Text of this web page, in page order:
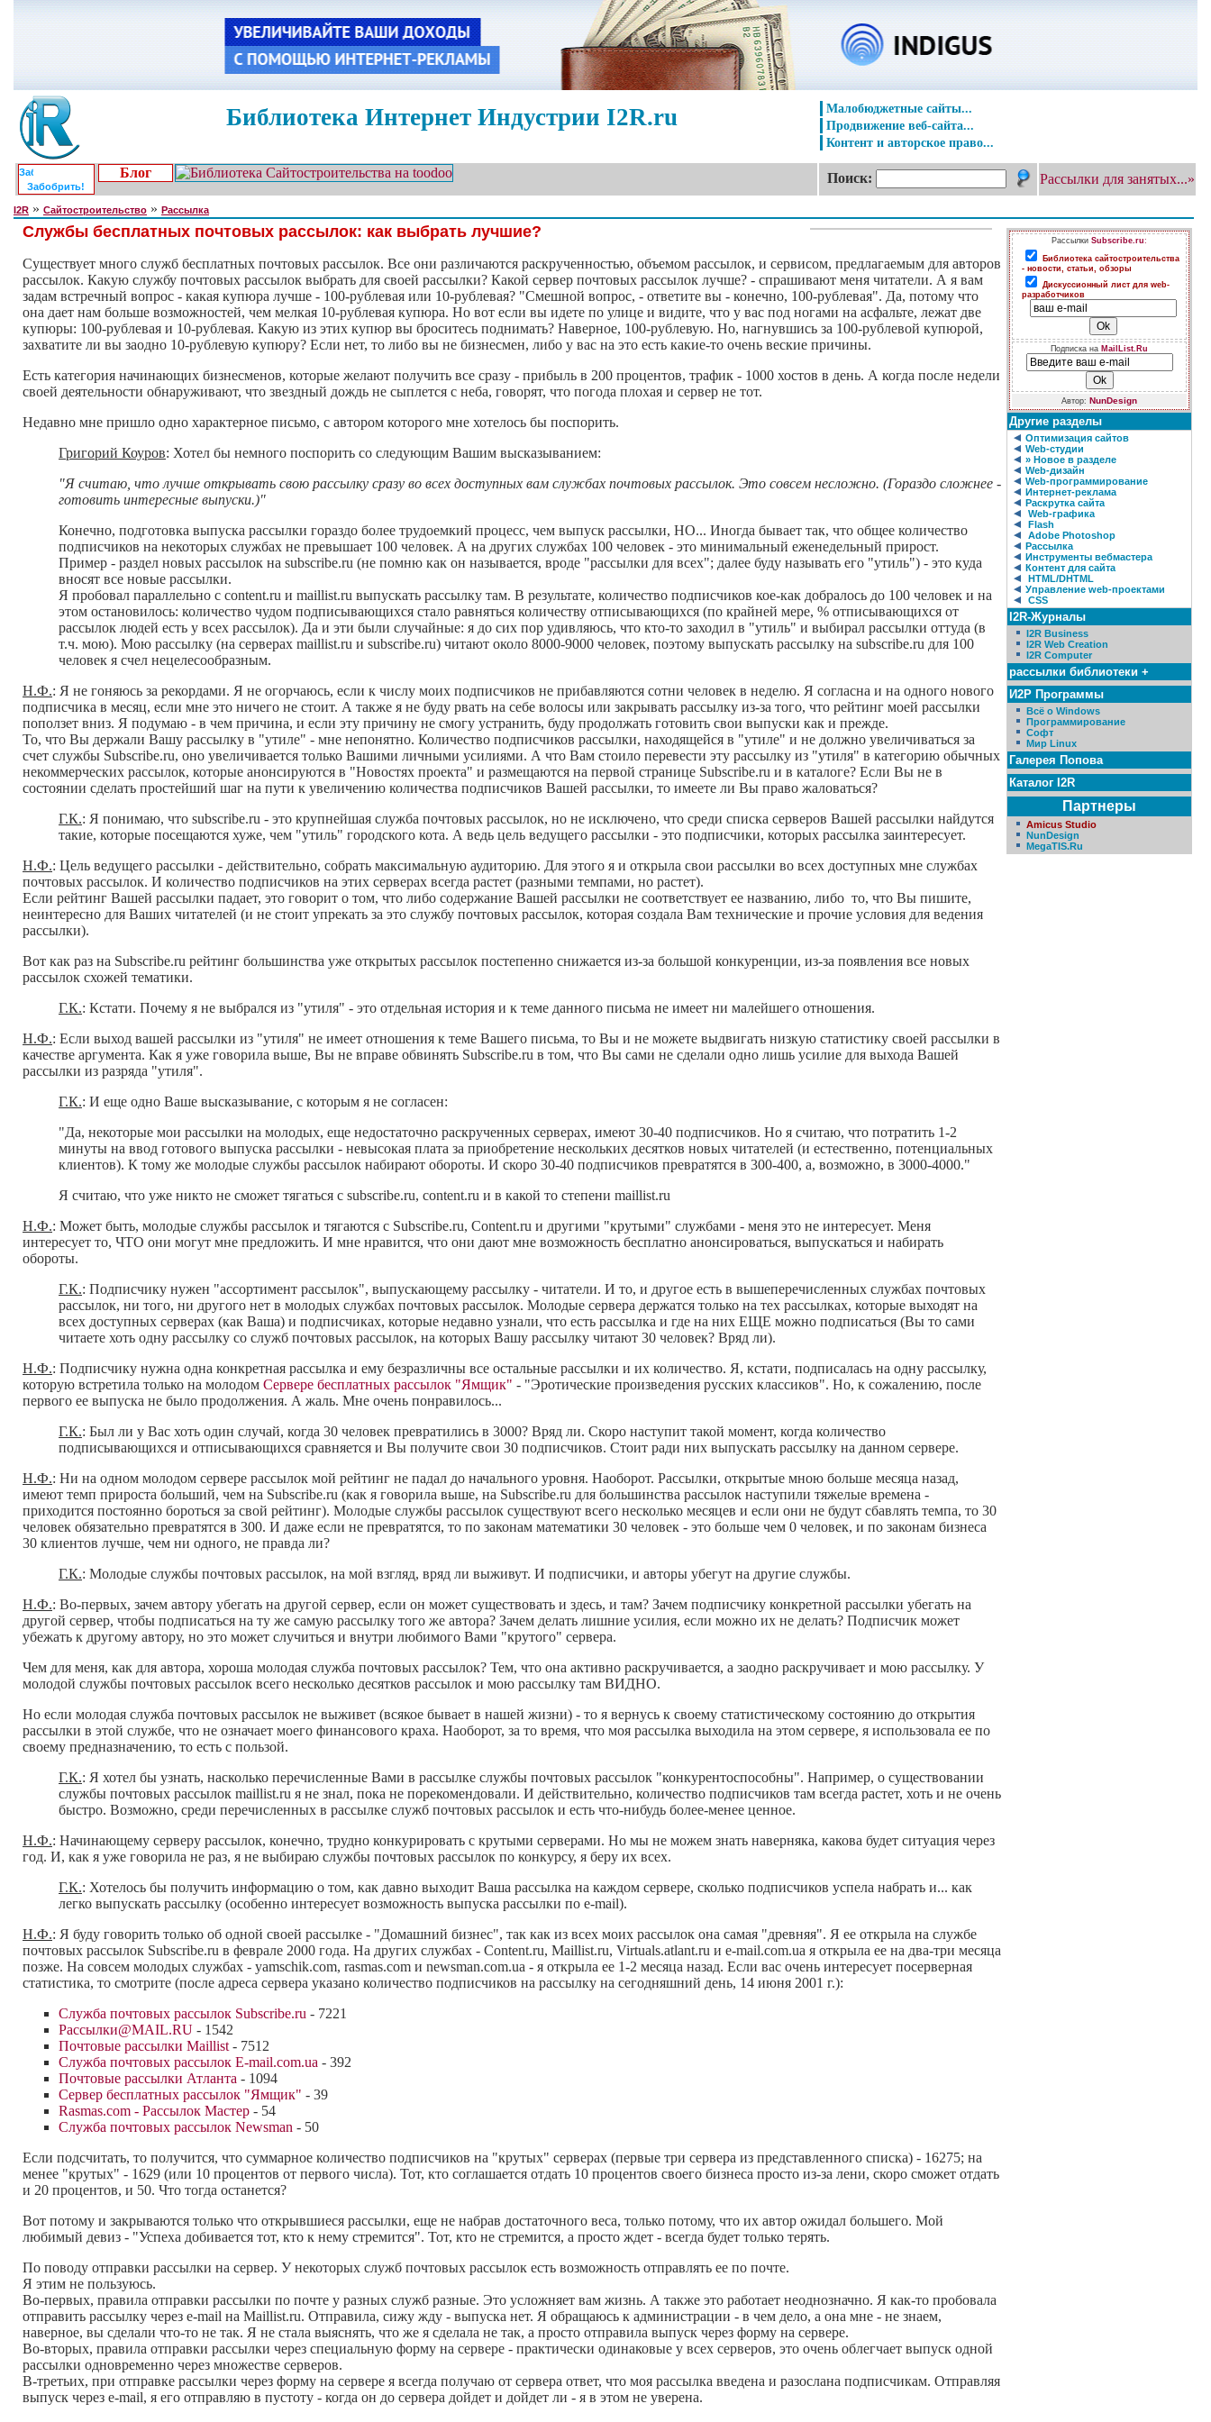
Библиотека Интернет Индустрии I2R.ru
Малобюджетные сайты...
Продвижение веб-сайта...
Контент и авторское право...
Забобрить!
Блог Поиск: Рассылки для занятых...»
I2R » Сайтостроительство » Рассылка
Службы бесплатных почтовых рассылок: как выбрать лучшие?
Существует много служб бесплатных почтовых рассылок. Все они различаются раскрученностью, объемом рассылок, и сервисом, предлагаемым для авторов
рассылок. Какую службу почтовых рассылок выбрать для своей рассылки? Какой сервер почтовых рассылок лучше? - спрашивают меня читатели. А я вам
задам встречный вопрос - какая купюра лучше - 100-рублевая или 10-рублевая? "Смешной вопрос, - ответите вы - конечно, 100-рублевая". Да, потому что
она дает нам больше возможностей, чем мелкая 10-рублевая купюра. Но вот если вы идете по улице и видите, что у вас под ногами на асфальте, лежат две
купюры: 100-рублевая и 10-рублевая. Какую из этих купюр вы броситесь поднимать? Наверное, 100-рублевую. Но, нагнувшись за 100-рублевой купюрой,
захватите ли вы заодно 10-рублевую купюру? Если нет, то либо вы не бизнесмен, либо у вас на это есть какие-то очень веские причины.
Есть категория начинающих бизнесменов, которые желают получить все сразу - прибыль в 200 процентов, трафик - 1000 хостов в день. А когда после недели
своей деятельности обнаруживают, что звездный дождь не сыплется с неба, говорят, что погода плохая и сервер не тот.
Недавно мне пришло одно характерное письмо, с автором которого мне хотелось бы поспорить.
Григорий Коуров: Хотел бы немного поспорить со следующим Вашим высказыванием:
"Я считаю, что лучше открывать свою рассылку сразу во всех доступных вам службах почтовых рассылок. Это совсем несложно. (Гораздо сложнее -
готовить интересные выпуски.)"
Конечно, подготовка выпуска рассылки гораздо более трудоемкий процесс, чем выпуск рассылки, НО... Иногда бывает так, что общее количество
подписчиков на некоторых службах не превышает 100 человек. А на других службах 100 человек - это минимальный еженедельный прирост.
Пример - раздел новых рассылок на subscribe.ru (не помню как он называется, вроде "рассылки для всех"; далее буду называть его "утиль") - это куда
вносят все новые рассылки.
Я пробовал параллельно с content.ru и maillist.ru выпускать рассылку там. В результате, количество подписчиков кое-как добралось до 100 человек и на
этом остановилось: количество чудом подписывающихся стало равняться количеству отписывающихся (по крайней мере, % отписывающихся от
рассылок людей есть у всех рассылок). Да и эти были случайные: я до сих пор удивляюсь, что кто-то заходил в "утиль" и выбирал рассылки оттуда (в
т.ч. мою). Мою рассылку (на серверах maillist.ru и subscribe.ru) читают около 8000-9000 человек, поэтому выпускать рассылку на subscribe.ru для 100
человек я счел нецелесообразным.
Н.Ф.: Я не гоняюсь за рекордами. Я не огорчаюсь, если к числу моих подписчиков не прибавляются сотни человек в неделю. Я согласна и на одного нового
подписчика в месяц, если мне это ничего не стоит. А также я не буду рвать на себе волосы или закрывать рассылку из-за того, что рейтинг моей рассылки
поползет вниз. Я подумаю - в чем причина, и если эту причину не смогу устранить, буду продолжать готовить свои выпуски как и прежде.
То, что Вы держали Вашу рассылку в "утиле" - мне непонятно. Количество подписчиков рассылки, находящейся в "утиле" и не должно увеличиваться за
счет службы Subscribe.ru, оно увеличивается только Вашими личными усилиями. А что Вам стоило перевести эту рассылку из "утиля" в категорию обычных
некоммерческих рассылок, которые анонсируются в "Новостях проекта" и размещаются на первой странице Subscribe.ru и в каталоге? Если Вы не в
состоянии сделать простейший шаг на пути к увеличению количества подписчиков Вашей рассылки, то имеете ли Вы право жаловаться?
Г.К.: Я понимаю, что subscribe.ru - это крупнейшая служба почтовых рассылок, но не исключено, что среди списка серверов Вашей рассылки найдутся
такие, которые посещаются хуже, чем "утиль" городского кота. А ведь цель ведущего рассылки - это подписчики, которых рассылка заинтересует.
Н.Ф.: Цель ведущего рассылки - действительно, собрать максимальную аудиторию. Для этого я и открыла свои рассылки во всех доступных мне службах
почтовых рассылок. И количество подписчиков на этих серверах всегда растет (разными темпами, но растет).
Если рейтинг Вашей рассылки падает, это говорит о том, что либо содержание Вашей рассылки не соответствует ее названию, либо то, что Вы пишите,
неинтересно для Ваших читателей (и не стоит упрекать за это службу почтовых рассылок, которая создала Вам технические и прочие условия для ведения
рассылки).
Вот как раз на Subscribe.ru рейтинг большинства уже открытых рассылок постепенно снижается из-за большой конкуренции, из-за появления все новых
рассылок схожей тематики.
Г.К.: Кстати. Почему я не выбрался из "утиля" - это отдельная история и к теме данного письма не имеет ни малейшего отношения.
Н.Ф.: Если выход вашей рассылки из "утиля" не имеет отношения к теме Вашего письма, то Вы и не можете выдвигать низкую статистику своей рассылки в
качестве аргумента. Как я уже говорила выше, Вы не вправе обвинять Subscribe.ru в том, что Вы сами не сделали одно лишь усилие для выхода Вашей
рассылки из разряда "утиля".
Г.К.: И еще одно Ваше высказывание, с которым я не согласен:
"Да, некоторые мои рассылки на молодых, еще недостаточно раскрученных серверах, имеют 30-40 подписчиков. Но я считаю, что потратить 1-2
минуты на ввод готового выпуска рассылки - невысокая плата за приобретение нескольких десятков новых читателей (и естественно, потенциальных
клиентов). К тому же молодые службы рассылок набирают обороты. И скоро 30-40 подписчиков превратятся в 300-400, а, возможно, в 3000-4000."
Я считаю, что уже никто не сможет тягаться с subscribe.ru, content.ru и в какой то степени maillist.ru
Н.Ф.: Может быть, молодые службы рассылок и тягаются с Subscribe.ru, Content.ru и другими "крутыми" службами - меня это не интересует. Меня
интересует то, ЧТО они могут мне предложить. И мне нравится, что они дают мне возможность бесплатно анонсироваться, выпускаться и набирать
обороты.
Г.К.: Подписчику нужен "ассортимент рассылок", выпускающему рассылку - читатели. И то, и другое есть в вышеперечисленных службах почтовых
рассылок, ни того, ни другого нет в молодых службах почтовых рассылок. Молодые сервера держатся только на тех рассылках, которые выходят на
всех доступных серверах (как Ваша) и подписчиках, которые недавно узнали, что есть рассылка и где на них ЕЩЕ можно подписаться (Вы то сами
читаете хоть одну рассылку со служб почтовых рассылок, на которых Вашу рассылку читают 30 человек? Вряд ли).
Н.Ф.: Подписчику нужна одна конкретная рассылка и ему безразличны все остальные рассылки и их количество. Я, кстати, подписалась на одну рассылку,
которую встретила только на молодом Сервере бесплатных рассылок "Ямщик" - "Эротические произведения русских классиков". Но, к сожалению, после
первого ее выпуска не было продолжения. А жаль. Мне очень понравилось...
Г.К.: Был ли у Вас хоть один случай, когда 30 человек превратились в 3000? Вряд ли. Скоро наступит такой момент, когда количество
подписывающихся и отписывающихся сравняется и Вы получите свои 30 подписчиков. Стоит ради них выпускать рассылку на данном сервере.
Н.Ф.: Ни на одном молодом сервере рассылок мой рейтинг не падал до начального уровня. Наоборот. Рассылки, открытые мною больше месяца назад,
имеют темп прироста больший, чем на Subscribe.ru (как я говорила выше, на Subscribe.ru для большинства рассылок наступили тяжелые времена -
приходится постоянно бороться за свой рейтинг). Молодые службы рассылок существуют всего несколько месяцев и если они не будут сбавлять темпа, то 30
человек обязательно превратятся в 300. И даже если не превратятся, то по законам математики 30 человек - это больше чем 0 человек, и по законам бизнеса
30 клиентов лучше, чем ни одного, не правда ли?
Г.К.: Молодые службы почтовых рассылок, на мой взгляд, вряд ли выживут. И подписчики, и авторы убегут на другие службы.
Н.Ф.: Во-первых, зачем автору убегать на другой сервер, если он может существовать и здесь, и там? Зачем подписчику конкретной рассылки убегать на
другой сервер, чтобы подписаться на ту же самую рассылку того же автора? Зачем делать лишние усилия, если можно их не делать? Подписчик может
убежать к другому автору, но это может случиться и внутри любимого Вами "крутого" сервера.
Чем для меня, как для автора, хороша молодая служба почтовых рассылок? Тем, что она активно раскручивается, а заодно раскручивает и мою рассылку. У
молодой службы почтовых рассылок всего несколько десятков рассылок и мою рассылку там ВИДНО.
Но если молодая служба почтовых рассылок не выживет (всякое бывает в нашей жизни) - то я вернусь к своему статистическому состоянию до открытия
рассылки в этой службе, что не означает моего финансового краха. Наоборот, за то время, что моя рассылка выходила на этом сервере, я использовала ее по
своему предназначению, то есть с пользой.
Г.К.: Я хотел бы узнать, насколько перечисленные Вами в рассылке службы почтовых рассылок "конкурентоспособны". Например, о существовании
службы почтовых рассылок maillist.ru я не знал, пока не порекомендовали. И действительно, количество подписчиков там всегда растет, хоть и не очень
быстро. Возможно, среди перечисленных в рассылке служб почтовых рассылок и есть что-нибудь более-менее ценное.
Н.Ф.: Начинающему серверу рассылок, конечно, трудно конкурировать с крутыми серверами. Но мы не можем знать наверняка, какова будет ситуация через
год. И, как я уже говорила не раз, я не выбираю службы почтовых рассылок по конкурсу, я беру их всех.
Г.К.: Хотелось бы получить информацию о том, как давно выходит Ваша рассылка на каждом сервере, сколько подписчиков успела набрать и... как
легко выпускать рассылку (особенно интересует возможность выпуска рассылки по e-mail).
Н.Ф.: Я буду говорить только об одной своей рассылке - "Домашний бизнес", так как из всех моих рассылок она самая "древняя". Я ее открыла на службе
почтовых рассылок Subscribe.ru в феврале 2000 года. На других службах - Content.ru, Maillist.ru, Virtuals.atlant.ru и e-mail.com.ua я открыла ее на два-три месяца
позже. На совсем молодых службах - yamschik.com, rasmas.com и newsman.com.ua - я открыла ее 1-2 месяца назад. Если вас очень интересует посерверная
статистика, то смотрите (после адреса сервера указано количество подписчиков на рассылку на сегодняшний день, 14 июня 2001 г.):
Служба почтовых рассылок Subscribe.ru - 7221
Рассылки@MAIL.RU - 1542
Почтовые рассылки Maillist - 7512
Служба почтовых рассылок E-mail.com.ua - 392
Почтовые рассылки Атланта - 1094
Сервер бесплатных рассылок "Ямщик" - 39
Rasmas.com - Рассылок Мастер - 54
Служба почтовых рассылок Newsman - 50
Если подсчитать, то получится, что суммарное количество подписчиков на "крутых" серверах (первые три сервера из представленного списка) - 16275; на
менее "крутых" - 1629 (или 10 процентов от первого числа). Тот, кто соглашается отдать 10 процентов своего бизнеса просто из-за лени, скоро сможет отдать
и 20 процентов, и 50. Что тогда останется?
Вот потому и закрываются только что открывшиеся рассылки, еще не набрав достаточного веса, только потому, что их автор ожидал большего. Мой
любимый девиз - "Успеха добивается тот, кто к нему стремится". Тот, кто не стремится, а просто ждет - всегда будет только терять.
По поводу отправки рассылки на сервер. У некоторых служб почтовых рассылок есть возможность отправлять ее по почте.
Я этим не пользуюсь.
Во-первых, правила отправки рассылки по почте у разных служб разные. Это усложняет вам жизнь. А также это работает неоднозначно. Я как-то пробовала
отправить рассылку через e-mail на Maillist.ru. Отправила, сижу жду - выпуска нет. Я обращаюсь к администрации - в чем дело, а она мне - не знаем,
наверное, вы сделали что-то не так. Я не стала выяснять, что же я сделала не так, а просто отправила выпуск через форму на сервере.
Во-вторых, правила отправки рассылки через специальную форму на сервере - практически одинаковые у всех серверов, это очень облегчает выпуск одной
рассылки одновременно через множестве серверов.
В-третьих, при отправке рассылки через форму на сервере я всегда получаю от сервера ответ, что моя рассылка введена и разослана подписчикам. Отправляя
выпуск через e-mail, я его отправляю в пустоту - когда он до сервера дойдет и дойдет ли - я в этом не уверена.
Рассылки Subscribe.ru:
Библиотека сайтостроительства
- новости, статьи, обзоры
Дискуссионный лист для web-
разработчиков
Подписка на MailList.Ru
Автор: NunDesign
Другие разделы
Оптимизация сайтов
Web-студии
» Новое в разделе
Web-дизайн
Web-программирование
Интернет-реклама
Раскрутка сайта
Web-графика
Flash
Adobe Photoshop
Рассылка
Инструменты вебмастера
Контент для сайта
HTML/DHTML
Управление web-проектами
CSS
I2R-Журналы
I2R Business
I2R Web Creation
I2R Computer
рассылки библиотеки +
И2Р Программы
Всё о Windows
Программирование
Софт
Мир Linux
Галерея Попова
Каталог I2R
Партнеры
Amicus Studio
NunDesign
MegaTIS.Ru